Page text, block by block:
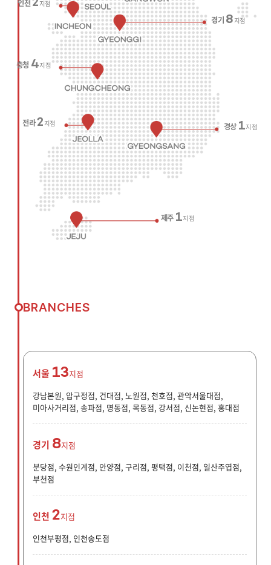
인천2지점
경기 8지점
충청 4지점
전라2지점 경상 1지점
제주 1지점
BRANCHES
서울 13지점
강남본원, 압구정점, 건대점, 노원점, 천호점, 관악서울대점,
미아사거리점, 송파점, 명동점, 목동점, 강서점, 신논현점, 홍대점
경기 8지점
분당점, 수원인계점, 안양점, 구리점, 평택점, 이천점, 일산주엽점,
부천점
인천 2지점
인천부평점, 인천송도점